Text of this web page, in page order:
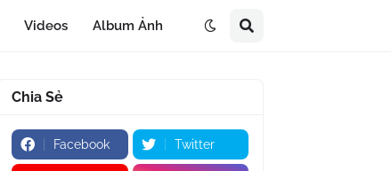
Videos Album Ảnh
Chia Sẻ
Facebook Twitter